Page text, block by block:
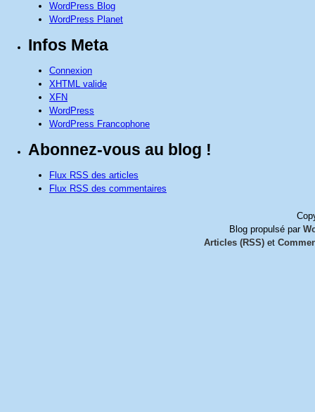
WordPress Blog
WordPress Planet
Infos Meta
Connexion
XHTML valide
XFN
WordPress
WordPress Francophone
Abonnez-vous au blog !
Flux RSS des articles
Flux RSS des commentaires
Blog propulsé par
Articles (RSS)et